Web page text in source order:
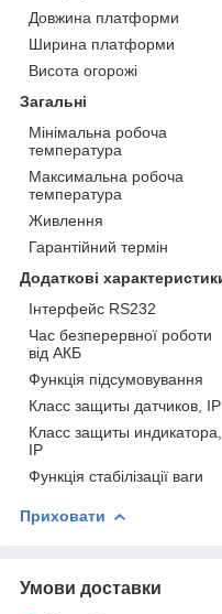
Довжина платформи
Ширина платформи
Висота огорожі
Загальні
Мінімальна робоча
температура
Максимальна робоча
температура
Живлення
Гарантійний термін
Додаткові
Інтерфейс RS232
Час безперервної роботи
від АКБ
Функція підсумовування
Класс защиты датчиков, IP
Класс защиты индикатора,
IP
Функція стабілізації ваги
Приховати
Умови доставки